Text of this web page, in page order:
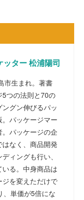
ター 松浦陽司
市生まれ。著書
5つの法則と70の
グン伸びるパッ
パッケージマー
パッケージの企
なく、商品開発
ィングも行い、
る。中身商品は
を変えただけで
、単価が5倍にな